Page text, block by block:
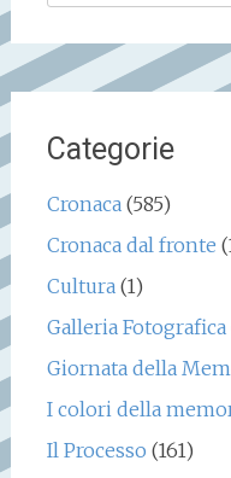
Categorie
Cronaca(585)
Cronaca dal fronte
Cultura(1)
Galleria Fotografica
Giornata della
I colori della
Il Processo (161)